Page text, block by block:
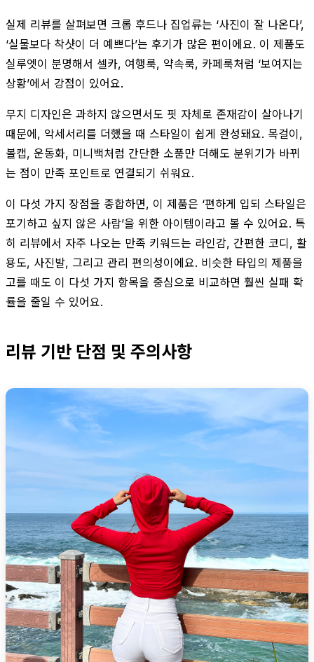
실제 리뷰를 살펴보면 크롭 후드나 집업류는 ‘사진이 잘 나온다’,
‘실물보다 착샷이 더 예쁘다’는 후기가 많은 편이에요. 이 제품도
실루엣이 분명해서 셀카, 여행룩, 약속룩, 카페룩처럼 ‘보여지는
상황’에서 강점이 있어요.
무지 디자인은 과하지 않으면서도 핏 자체로 존재감이 살아나기
때문에, 악세서리를 더했을 때 스타일이 쉽게 완성돼요. 목걸이,
볼캡, 운동화, 미니백처럼 간단한 소품만 더해도 분위기가 바뀌
는 점이 만족 포인트로 연결되기 쉬워요.
이 다섯 가지 장점을 종합하면, 이 제품은 ‘편하게 입되 스타일은
포기하고 싶지 않은 사람’을 위한 아이템이라고 볼 수 있어요. 특
히 리뷰에서 자주 나오는 만족 키워드는 라인감, 간편한 코디, 활
용도, 사진발, 그리고 관리 편의성이에요. 비슷한 타입의 제품을
고를 때도 이 다섯 가지 항목을 중심으로 비교하면 훨씬 실패 확
률을 줄일 수 있어요.
리뷰 기반 단점 및 주의사항